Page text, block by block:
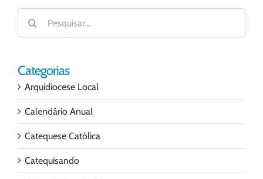
Buscar
resultados
para:
Categorias
Arquidiocese Local
Calendário Anual
Catequese Católica
Catequisando